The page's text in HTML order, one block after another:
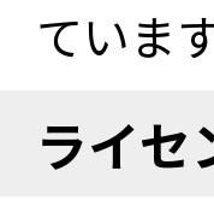
ています
ライセ